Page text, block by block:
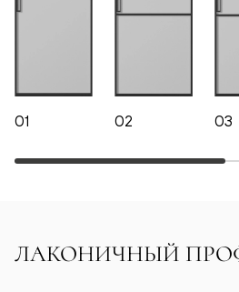
01 02 03
ЛАКОНИЧНЫЙ